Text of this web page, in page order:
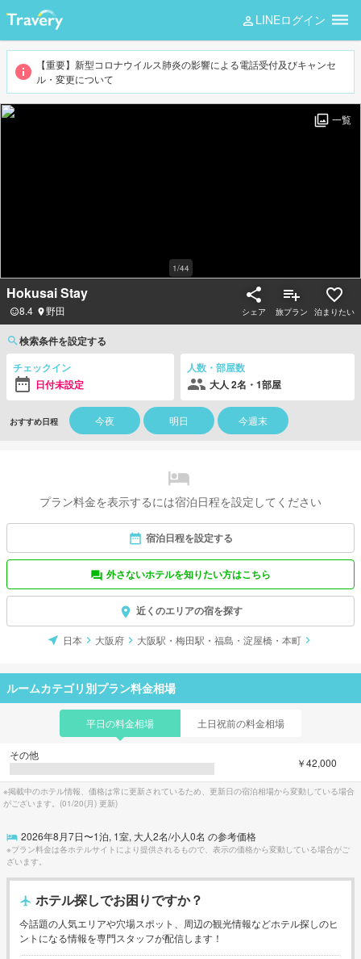
LINEログイン
【重要】新型コロナウイルス肺炎の影響による電話受付及びキャンセ
ル・変更について
1/44
一覧
Hokusai Stay
8.4 野田 シェア 旅プラン 泊まりたい
検索条件を設定する
チェックイン
日付未設定
人数・部屋数
大人 2名・1部屋
おすすめ日程 今夜 明日 今週末
プラン料金を表示するには宿泊日程を設定してください
宿泊日程を設定する
外さないホテルを知りたい方はこちら
近くのエリアの宿を探す
日本 大阪府 大阪駅・梅田駅・福島・淀屋橋・本町
ルームカテゴリ別プラン料金相場
平日の料金相場 土日祝前の料金相場
その他
￥42,000
※掲載中のホテル情報、価格は常に更新されているため、更新日の宿泊相場から変動している場合
がございます。(01/20(月) 更新)
2026年8月7日〜1泊, 1室, 大人2名/小人0名 の参考価格
※プラン料金は各ホテルサイトにより提供されるもので、表示の価格から変動している場合がご
ざいます。
ホテル探しでお困りですか？
今話題の人気エリアや穴場スポット、周辺の観光情報などホテル探しのヒ
ントになる情報を専門スタッフが配信します！